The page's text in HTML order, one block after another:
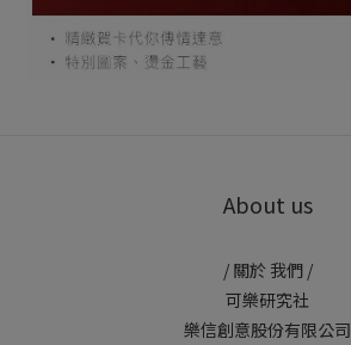
About us
/ 關於 我們 /
可樂研究社
樂信創意股份有限公司